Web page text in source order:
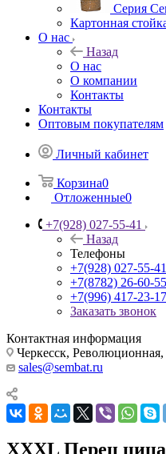
Серия
Картонная
О нас
Назад
О нас
О компании
Контакты
Контакты
Оптовым покупателям
Личный кабинет
Корзина0
Отложенные0
+7(928) 027-55-41
Назад
Телефоны
+7(928) 027-55-41
+7(8782) 26-60-55
+7(996) 417-23-17
Заказать звонок
Контактная информация
Черкесск, Революционная,
sales@sembat.ru
ХХХL Перец